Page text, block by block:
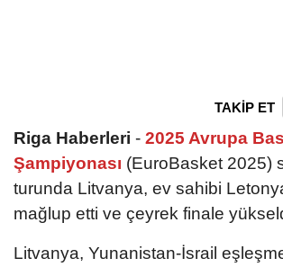
TAKİP ET
Riga Haberleri - 2025 Avrupa
Şampiyonası (EuroBasket 2025)
turunda Litvanya, ev sahibi
mağlup etti ve çeyrek finale
Litvanya, Yunanistan-İsrail